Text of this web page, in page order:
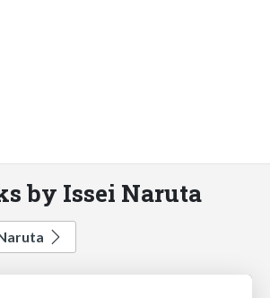
by Issei Naruta